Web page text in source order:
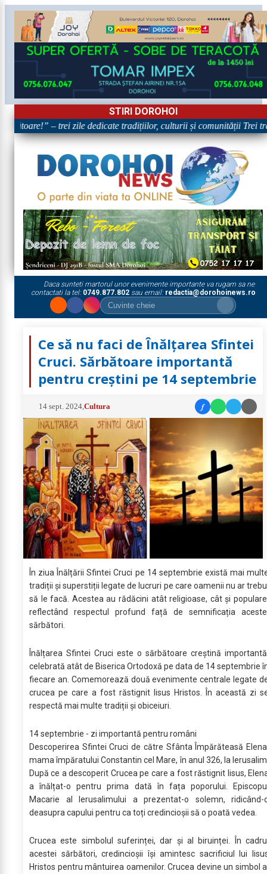
STIRI DOROHOI
– trei zile dedicate tradițiilor, culturii și comunității Trei
Daca sunteti martorul unor evenimente importante va rugam sa ne
contactati la tel: 0749.877.802sau email: redactia@dorohoinews.ro
Ce să nu faci de Înălțarea Sfintei
Cruci. Sărbătoare importantă
pentru creștini pe 14 septembrie
14 sept. 2024 ,Cultura f
În ziua Înălțării Sfintei Cruci pe 14 septembrie există mai
tradiții și superstiții legate de lucruri pe care oamenii nu ar
să le facă. Acestea au rădăcini atât religioase, cât și
reflectând respectul profund față de semnificația
sărbători.
Înălțarea Sfintei Cruci este o sărbătoare creștină
celebrată atât de Biserica Ortodoxă pe data de 14 septembrie
fiecare an. Comemorează două evenimente centrale legate
crucea pe care a fost răstignit Iisus Hristos. În această zi
respectă mai multe tradiții și obiceiuri.
14 septembrie - zi importantă pentru români
Descoperirea Sfintei Cruci de către Sfânta Împărăteasă
mama împăratului Constantin cel Mare, în anul 326, la
După ce a descoperit Crucea pe care a fost răstignit Iisus,
a înălțat-o pentru prima dată în fața poporului.
Macarie al Ierusalimului a prezentat-o solemn, ridicând-
deasupra capului pentru ca toți credincioșii să o poată vedea.
Crucea este simbolul suferinței, dar și al biruinței. În
acestei sărbători, credincioșii își amintesc sacrificiul lui
Hristos pentru mântuirea oamenilor. Crucea devine un simbol